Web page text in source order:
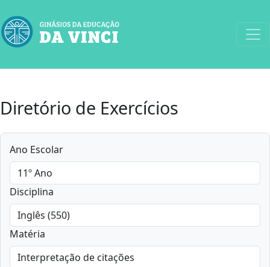
Diretório de Exercícios
Ano Escolar
Disciplina
Matéria